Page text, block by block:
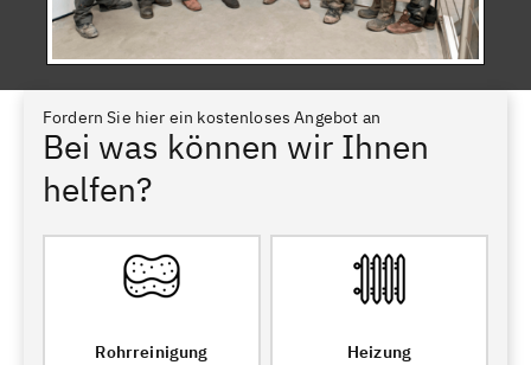
Fordern Sie hier ein kostenloses Angebot an
Bei was können wir Ihnen
helfen?
Rohrreinigung Heizung